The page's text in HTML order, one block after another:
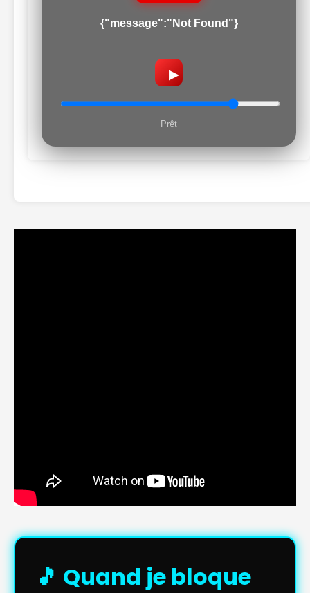
{"message":"Not Found"}
▶
Prêt
🎵 Quand je bloque